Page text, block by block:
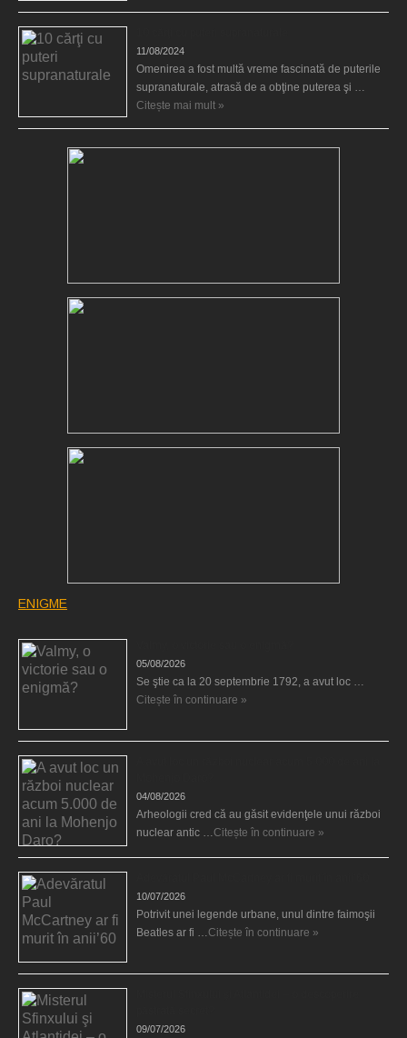
11/08/2024
Omenirea a fost multă vreme fascinată de puterile
supranaturale, atrasă de a obţine puterea şi …
Citește mai mult »
ENIGME
05/08/2026
Se ştie ca la 20 septembrie 1792, a avut loc …
Citește în continuare »
04/08/2026
Arheologii cred că au găsit evidenţele unui război
nuclear antic …Citește în continuare »
10/07/2026
Potrivit unei legende urbane, unul dintre faimoşii
Beatles ar fi …Citește în continuare »
09/07/2026